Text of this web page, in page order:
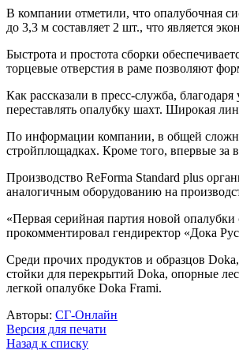
В компании отметили, что опалубочная
до 3,3 м составляет 2 шт., что является
Быстрота и простота сборки
торцевые отверстия в раме позволяют
Как рассказали в пресс-служба,
переставлять опалубку шахт. Широкая
По информации компании, в общей
стройплощадках. Кроме того, впервые за
Производство ReForma Standard plus
аналогичным оборудованию на
«Первая серийная партия новой
прокомментировал гендиректор «Дока
Среди прочих продуктов и образцов
стойки для перекрытий Doka, опорные
легкой опалубке Doka Frami.
Авторы: СГ-Онлайн
Версия для печати
Назад к списку